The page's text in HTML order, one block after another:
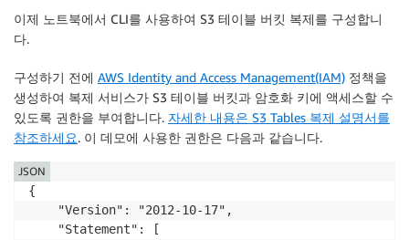
spark.sql("SELECT * FROM
+-----------+-------+
|      cust1|   val1|
+-----------+-------+
이제 노트북에서 CLI를 사용하여 S3 테이블 버킷 복제를 구성합니
다.
구성하기 전에 AWS Identity and Access Management(IAM) 정책을
생성하여 복제 서비스가 S3 테이블 버킷과 암호화 키에 액세스할 수
있도록 권한을 부여합니다. 자세한 내용은 S3 Tables 복제 설명서를
참조하세요. 이 데모에 사용한 권한은 다음과 같습니다.
{
    "Version": "2012-10-17",
    "Statement": [
JSON